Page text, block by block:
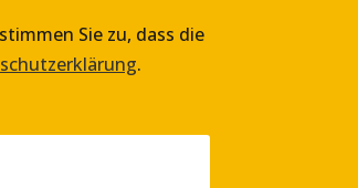
Sie zu, dass die
.